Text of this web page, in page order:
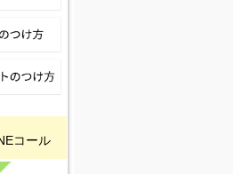
コール